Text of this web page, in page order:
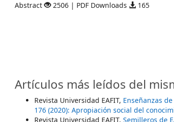
Abstract 2506 | PDF Downloads 165
Artículos más leídos del
Revista Universidad EAFIT, Enseñanzas
176 (2020): Apropiación social del
Revista Universidad EAFIT, Semilleros de